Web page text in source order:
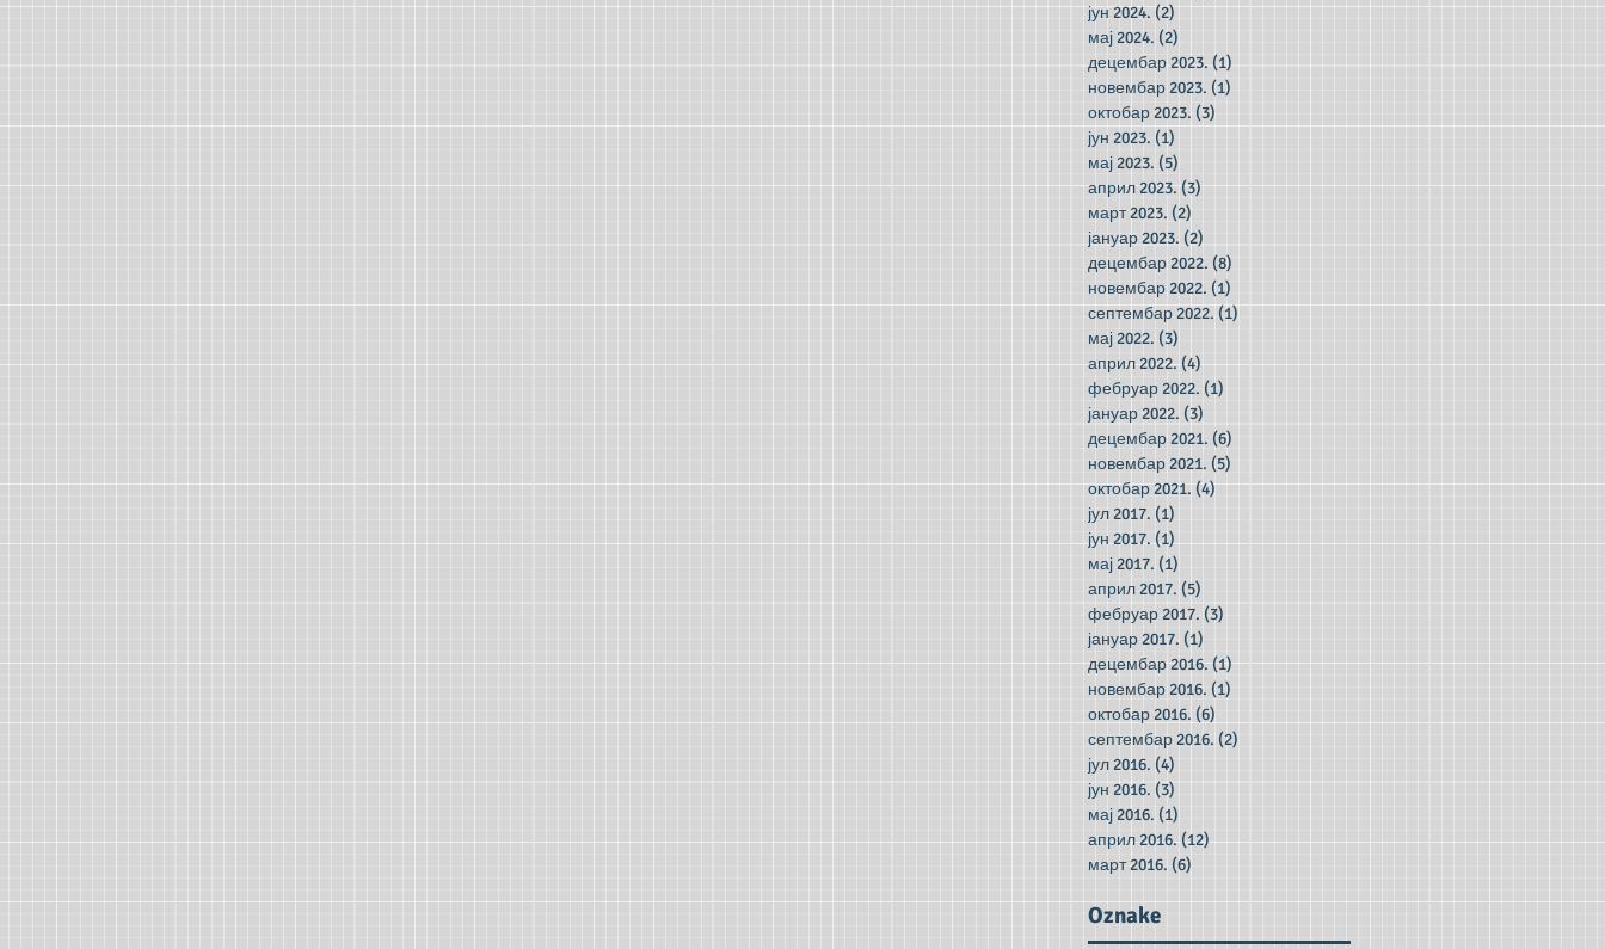
јун 2024.(2)2 posts
мај 2024. (2)
децембар 2023. (1)
новембар 2023. (1)
октобар 2023. (3)
јун 2023. (1)
мај 2023. (5)
април 2023.(3)3 posts
март 2023. (2)
јануар 2023. (2)
децембар 2022. (8)
новембар 2022. (1)
септембар 2022. (1)
мај 2022. (3)
април 2022.(4)4 posts
фебруар 2022. (1)
јануар 2022. (3)
децембар 2021. (6)
новембар 2021. (5)
октобар 2021. (4)4 posts
јул 2017. (1)
јун 2017.(1)1 post
мај 2017. (1)
април 2017. (5)
фебруар 2017. (3)
јануар 2017. (1)
децембар 2016.(1)1 post
новембар 2016. (1)
октобар 2016. (6)
септембар 2016. (2)
јул 2016. (4)
јун 2016. (3)
мај 2016. (1)
април 2016.(12)12 posts
март 2016. (6)
Oznake